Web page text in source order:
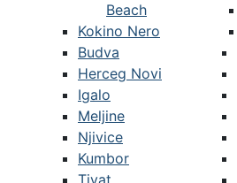
Beach
Kokino Nero
Budva
Herceg Novi
Igalo
Meljine
Njivice
Kumbor
Tivat